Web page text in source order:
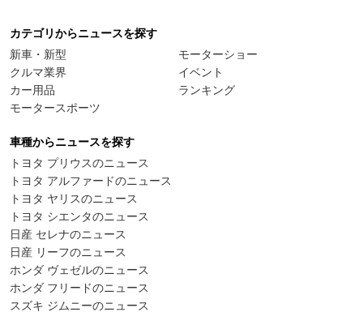
カテゴリからニュースを探す
新車・新型
クルマ業界
カー用品
モータースポーツ
モーターショー
イベント
ランキング
車種からニュースを探す
トヨタ プリウスのニュース
トヨタ アルファードのニュース
トヨタ ヤリスのニュース
トヨタ シエンタのニュース
日産 セレナのニュース
日産 リーフのニュース
ホンダ ヴェゼルのニュース
ホンダ フリードのニュース
スズキ ジムニーのニュース